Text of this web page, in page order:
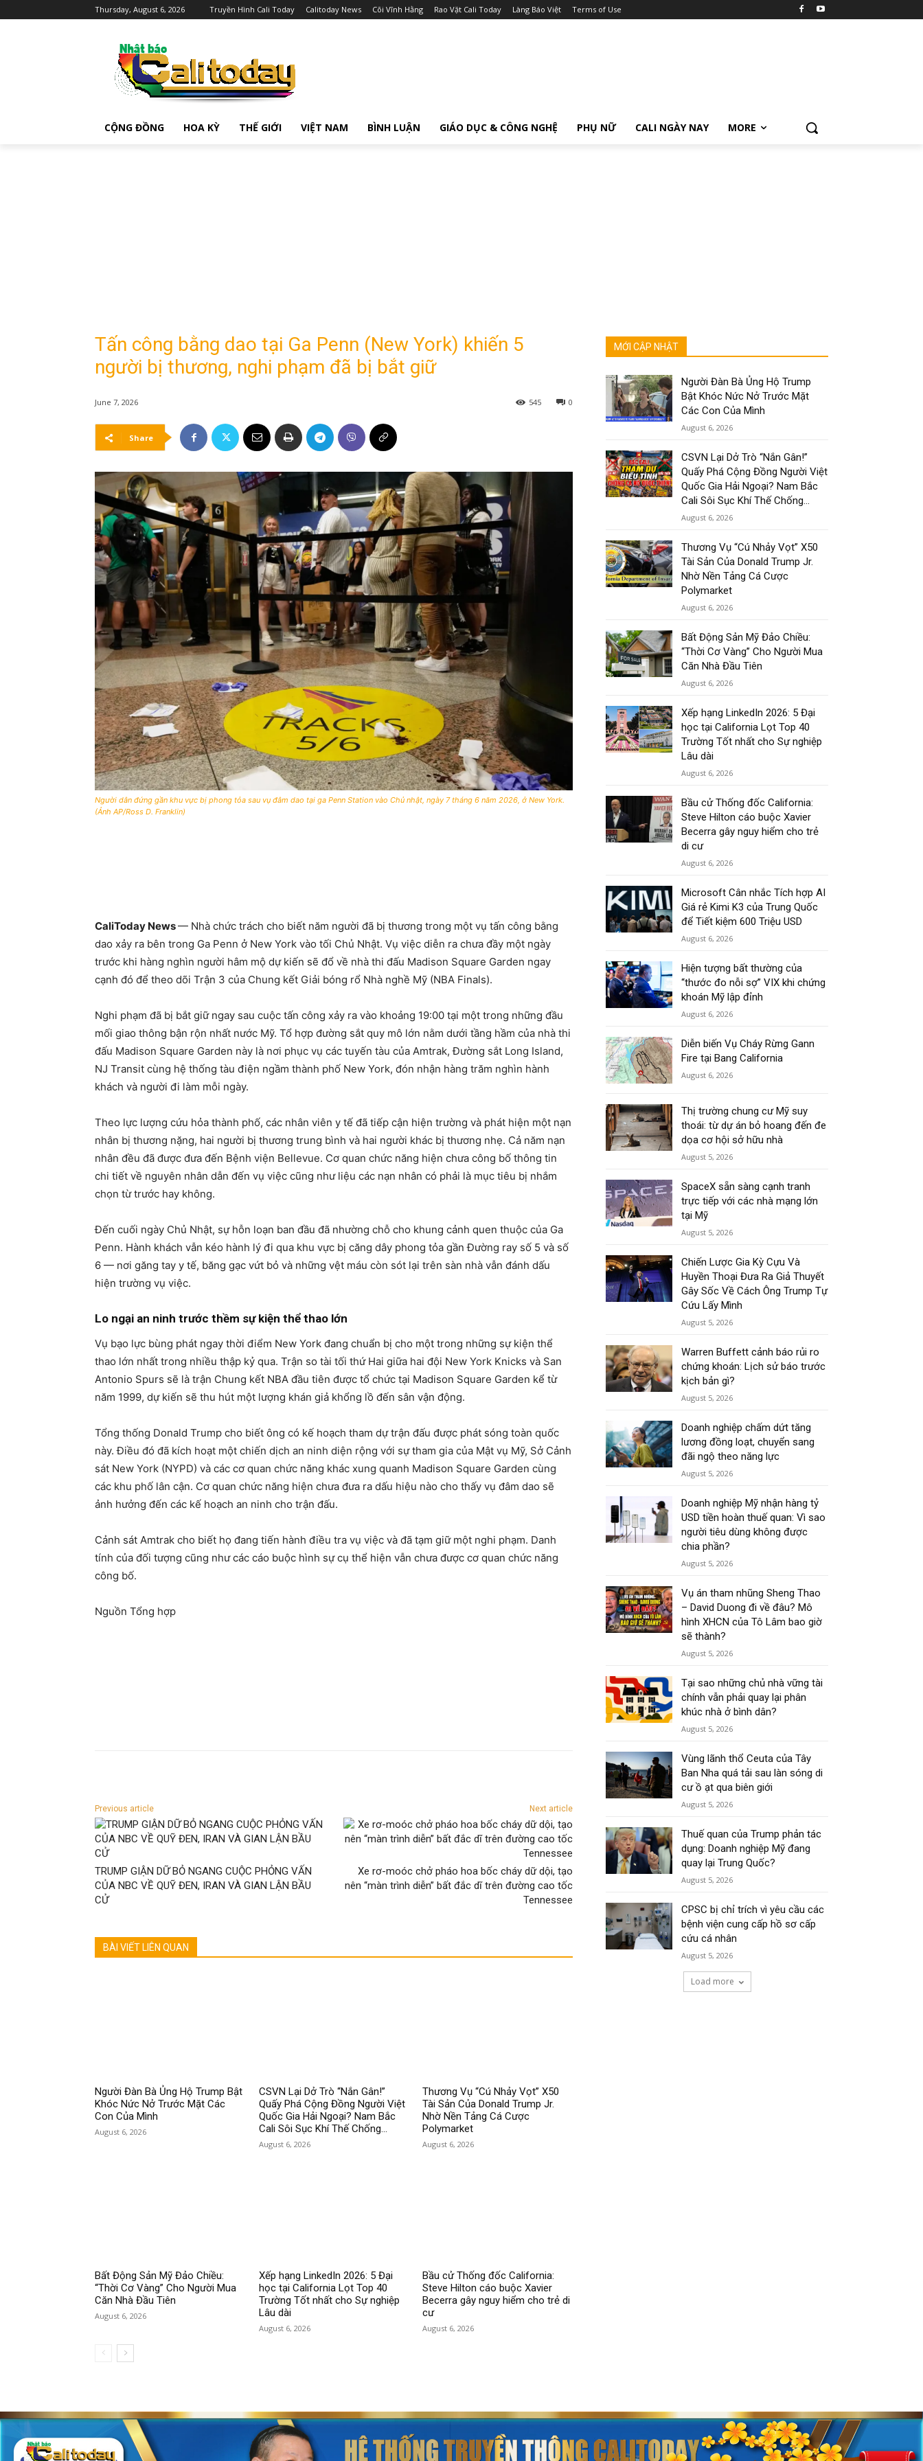
Thursday, August 6, 2026 Truyền Hình Cali Today Calitoday News Cõi Vĩnh Hằng Rao Vặt Cali Today Làng Báo Việt Terms of Use
CỘNG ĐỒNG HOA KỲ THẾ GIỚI VIỆT NAM BÌNH LUẬN GIÁO DỤC & CÔNG NGHỆ PHỤ NỮ CALI NGÀY NAY MORE
Tấn công bằng dao tại Ga Penn (New York) khiến 5
người bị thương, nghi phạm đã bị bắt giữ
June 7, 2026 0
545
Share
Người dân đứng gần khu vực bị phong tỏa sau vụ đâm dao tại ga Penn Station vào Chủ nhật, ngày 7 tháng 6 năm 2026, ở New York.
(Ảnh AP/Ross D. Franklin)
CaliToday News— Nhà chức trách cho biết năm người đã bị thương trong một vụ tấn công bằng
dao xảy ra bên trong Ga Penn ở New York vào tối Chủ Nhật. Vụ việc diễn ra chưa đầy một ngày
trước khi hàng nghìn người hâm mộ dự kiến sẽ đổ về nhà thi đấu Madison Square Garden ngay
cạnh đó để theo dõi Trận 3 của Chung kết Giải bóng rổ Nhà nghề Mỹ (NBA Finals).
Nghi phạm đã bị bắt giữ ngay sau cuộc tấn công xảy ra vào khoảng 19:00 tại một trong những đầu
mối giao thông bận rộn nhất nước Mỹ. Tổ hợp đường sắt quy mô lớn nằm dưới tầng hầm của nhà thi
đấu Madison Square Garden này là nơi phục vụ các tuyến tàu của Amtrak, Đường sắt Long Island,
NJ Transit cùng hệ thống tàu điện ngầm thành phố New York, đón nhận hàng trăm nghìn hành
khách và người đi làm mỗi ngày.
Theo lực lượng cứu hỏa thành phố, các nhân viên y tế đã tiếp cận hiện trường và phát hiện một nạn
nhân bị thương nặng, hai người bị thương trung bình và hai người khác bị thương nhẹ. Cả năm nạn
nhân đều đã được đưa đến Bệnh viện Bellevue. Cơ quan chức năng hiện chưa công bố thông tin
chi tiết về nguyên nhân dẫn đến vụ việc cũng như liệu các nạn nhân có phải là mục tiêu bị nhắm
chọn từ trước hay không.
Đến cuối ngày Chủ Nhật, sự hỗn loạn ban đầu đã nhường chỗ cho khung cảnh quen thuộc của Ga
Penn. Hành khách vẫn kéo hành lý đi qua khu vực bị căng dây phong tỏa gần Đường ray số 5 và số
6 — nơi găng tay y tế, băng gạc vứt bỏ và những vệt máu còn sót lại trên sàn nhà vẫn đánh dấu
hiện trường vụ việc.
Lo ngại an ninh trước thềm sự kiện thể thao lớn
Vụ bạo lực bùng phát ngay thời điểm New York đang chuẩn bị cho một trong những sự kiện thể
thao lớn nhất trong nhiều thập kỷ qua. Trận so tài tối thứ Hai giữa hai đội New York Knicks và San
Antonio Spurs sẽ là trận Chung kết NBA đầu tiên được tổ chức tại Madison Square Garden kể từ
năm 1999, dự kiến sẽ thu hút một lượng khán giả khổng lồ đến sân vận động.
Tổng thống Donald Trump cho biết ông có kế hoạch tham dự trận đấu được phát sóng toàn quốc
này. Điều đó đã kích hoạt một chiến dịch an ninh diện rộng với sự tham gia của Mật vụ Mỹ, Sở Cảnh
sát New York (NYPD) và các cơ quan chức năng khác xung quanh Madison Square Garden cùng
các khu phố lân cận. Cơ quan chức năng hiện chưa đưa ra dấu hiệu nào cho thấy vụ đâm dao sẽ
ảnh hưởng đến các kế hoạch an ninh cho trận đấu.
Cảnh sát Amtrak cho biết họ đang tiến hành điều tra vụ việc và đã tạm giữ một nghi phạm. Danh
tính của đối tượng cũng như các cáo buộc hình sự cụ thể hiện vẫn chưa được cơ quan chức năng
công bố.
Nguồn Tổng hợp
Previous article
TRUMP GIẬN DỮ BỎ NGANG CUỘC PHỎNG VẤN
CỦA NBC VỀ QUỸ ĐEN, IRAN VÀ GIAN LẬN BẦU
CỬ
Next article
Xe rơ-moóc chở pháo hoa bốc cháy dữ dội, tạo
nên “màn trình diễn” bất đắc dĩ trên đường cao tốc
Tennessee
BÀI VIẾT LIÊN QUAN
Người Đàn Bà Ủng Hộ Trump Bật
Khóc Nức Nở Trước Mặt Các
Con Của Mình
August 6, 2026
CSVN Lại Dở Trò “Nắn Gân!”
Quấy Phá Cộng Đồng Người Việt
Quốc Gia Hải Ngoại? Nam Bắc
Cali Sôi Sục Khí Thế Chống...
August 6, 2026
Thương Vụ “Cú Nhảy Vọt” X50
Tài Sản Của Donald Trump Jr.
Nhờ Nền Tảng Cá Cược
Polymarket
August 6, 2026
Bất Động Sản Mỹ Đảo Chiều:
“Thời Cơ Vàng” Cho Người Mua
Căn Nhà Đầu Tiên
August 6, 2026
Xếp hạng LinkedIn 2026: 5 Đại
học tại California Lọt Top 40
Trường Tốt nhất cho Sự nghiệp
Lâu dài
August 6, 2026
Bầu cử Thống đốc California:
Steve Hilton cáo buộc Xavier
Becerra gây nguy hiểm cho trẻ di
cư
August 6, 2026
MỚI CẬP NHẬT
Người Đàn Bà Ủng Hộ Trump
Bật Khóc Nức Nở Trước Mặt
Các Con Của Mình
August 6, 2026
CSVN Lại Dở Trò “Nắn Gân!”
Quấy Phá Cộng Đồng Người Việt
Quốc Gia Hải Ngoại? Nam Bắc
Cali Sôi Sục Khí Thế Chống...
August 6, 2026
Thương Vụ “Cú Nhảy Vọt” X50
Tài Sản Của Donald Trump Jr.
Nhờ Nền Tảng Cá Cược
Polymarket
August 6, 2026
Bất Động Sản Mỹ Đảo Chiều:
“Thời Cơ Vàng” Cho Người Mua
Căn Nhà Đầu Tiên
August 6, 2026
Xếp hạng LinkedIn 2026: 5 Đại
học tại California Lọt Top 40
Trường Tốt nhất cho Sự nghiệp
Lâu dài
August 6, 2026
Bầu cử Thống đốc California:
Steve Hilton cáo buộc Xavier
Becerra gây nguy hiểm cho trẻ
di cư
August 6, 2026
Microsoft Cân nhắc Tích hợp AI
Giá rẻ Kimi K3 của Trung Quốc
để Tiết kiệm 600 Triệu USD
August 6, 2026
Hiện tượng bất thường của
“thước đo nỗi sợ” VIX khi chứng
khoán Mỹ lập đỉnh
August 6, 2026
Diễn biến Vụ Cháy Rừng Gann
Fire tại Bang California
August 6, 2026
Thị trường chung cư Mỹ suy
thoái: từ dự án bỏ hoang đến đe
dọa cơ hội sở hữu nhà
August 5, 2026
SpaceX sẵn sàng cạnh tranh
trực tiếp với các nhà mạng lớn
tại Mỹ
August 5, 2026
Chiến Lược Gia Kỳ Cựu Và
Huyền Thoại Đưa Ra Giả Thuyết
Gây Sốc Về Cách Ông Trump Tự
Cứu Lấy Mình
August 5, 2026
Warren Buffett cảnh báo rủi ro
chứng khoán: Lịch sử báo trước
kịch bản gì?
August 5, 2026
Doanh nghiệp chấm dứt tăng
lương đồng loạt, chuyển sang
đãi ngộ theo năng lực
August 5, 2026
Doanh nghiệp Mỹ nhận hàng tỷ
USD tiền hoàn thuế quan: Vì sao
người tiêu dùng không được
chia phần?
August 5, 2026
Vụ án tham nhũng Sheng Thao
– David Duong đi về đâu? Mô
hình XHCN của Tô Lâm bao giờ
sẽ thành?
August 5, 2026
Tại sao những chủ nhà vững tài
chính vẫn phải quay lại phân
khúc nhà ở bình dân?
August 5, 2026
Vùng lãnh thổ Ceuta của Tây
Ban Nha quá tải sau làn sóng di
cư ồ ạt qua biên giới
August 5, 2026
Thuế quan của Trump phản tác
dụng: Doanh nghiệp Mỹ đang
quay lại Trung Quốc?
August 5, 2026
CPSC bị chỉ trích vì yêu cầu các
bệnh viện cung cấp hồ sơ cấp
cứu cá nhân
August 5, 2026
Load more